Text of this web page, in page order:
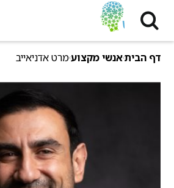
דף הביתאנשי מקצועמרט אדניאייב